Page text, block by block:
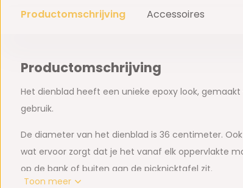
Productomschrijving Accessoires
Productomschrijving
Het dienblad heeft een unieke epoxy look,
gebruik.
De diameter van het dienblad is 36 centimeter.
wat ervoor zorgt dat je het vanaf elk oppervlakte
op de bank of buiten aan de picknicktafel zit.
Toon meer